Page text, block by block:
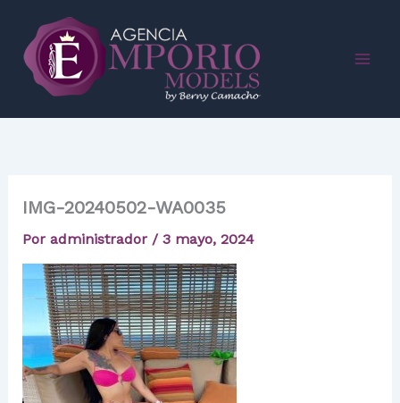
contenido
IMG-20240502-WA0035
Por administrador / 3 mayo, 2024